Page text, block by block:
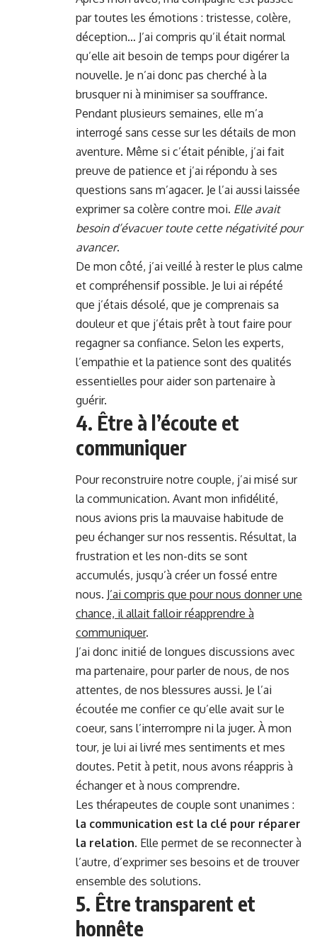
par toutes les émotions : tristesse, colère,
déception… J’ai compris qu’il était normal
qu’elle ait besoin de temps pour digérer la
nouvelle. Je n’ai donc pas cherché à la
brusquer ni à minimiser sa souffrance.
Pendant plusieurs semaines, elle m’a
interrogé sans cesse sur les détails de mon
aventure. Même si c’était pénible, j’ai fait
preuve de patience et j’ai répondu à ses
questions sans m’agacer. Je l’ai aussi laissée
exprimer sa colère contre moi. Elle avait
besoin d’évacuer toute cette négativité pour
avancer.
De mon côté, j’ai veillé à rester le plus calme
et compréhensif possible. Je lui ai répété
que j’étais désolé, que je comprenais sa
douleur et que j’étais prêt à tout faire pour
regagner sa confiance. Selon les experts,
l’empathie et la patience sont des qualités
essentielles pour aider son partenaire à
guérir.
4. Être à l’écoute et
communiquer
Pour reconstruire notre couple, j’ai misé sur
la communication. Avant mon infidélité,
nous avions pris la mauvaise habitude de
peu échanger sur nos ressentis. Résultat, la
frustration et les non-dits se sont
accumulés, jusqu’à créer un fossé entre
nous. J’ai compris que pour nous donner une
chance, il allait falloir réapprendre à
communiquer.
J’ai donc initié de longues discussions avec
ma partenaire, pour parler de nous, de nos
attentes, de nos blessures aussi. Je l’ai
écoutée me confier ce qu’elle avait sur le
coeur, sans l’interrompre ni la juger. À mon
tour, je lui ai livré mes sentiments et mes
doutes. Petit à petit, nous avons réappris à
échanger et à nous comprendre.
Les thérapeutes de couple sont unanimes :
la communication est la clé pour réparer
la relation. Elle permet de se reconnecter à
l’autre, d’exprimer ses besoins et de trouver
ensemble des solutions.
5. Être transparent et
honnête